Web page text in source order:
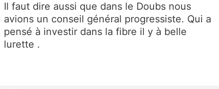
Il faut dire aussi que dans le Doubs nous
avions un conseil général progressiste. Qui a
pensé à investir dans la fibre il y à belle
lurette .